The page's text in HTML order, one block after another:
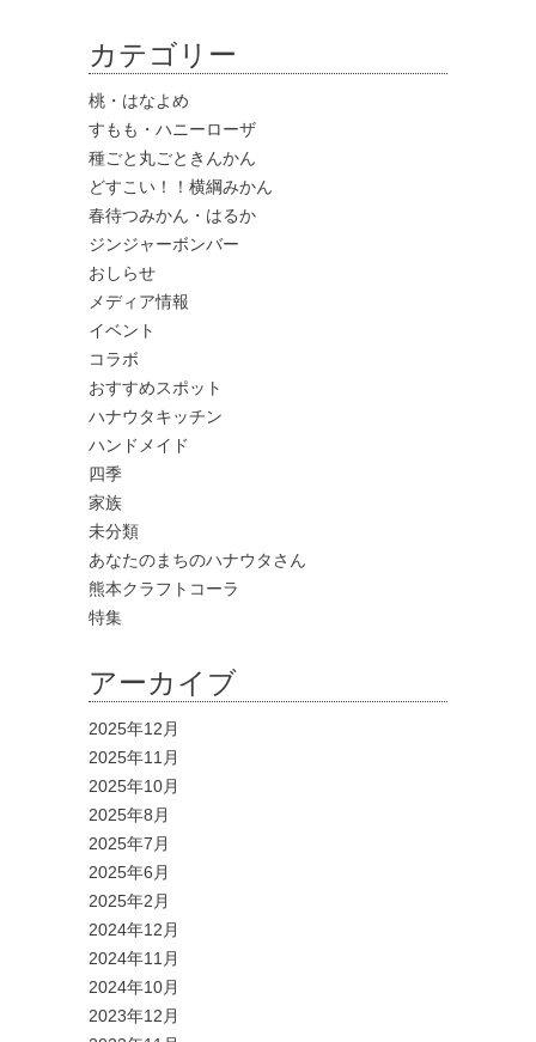
カテゴリー
桃・はなよめ
すもも・ハニーローザ
種ごと丸ごときんかん
どすこい！！横綱みかん
春待つみかん・はるか
ジンジャーボンバー
おしらせ
メディア情報
イベント
コラボ
おすすめスポット
ハナウタキッチン
ハンドメイド
四季
家族
未分類
あなたのまちのハナウタさん
熊本クラフトコーラ
特集
アーカイブ
2025年12月
2025年11月
2025年10月
2025年8月
2025年7月
2025年6月
2025年2月
2024年12月
2024年11月
2024年10月
2023年12月